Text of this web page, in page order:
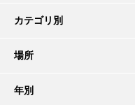
カテゴリ別
場所
年別